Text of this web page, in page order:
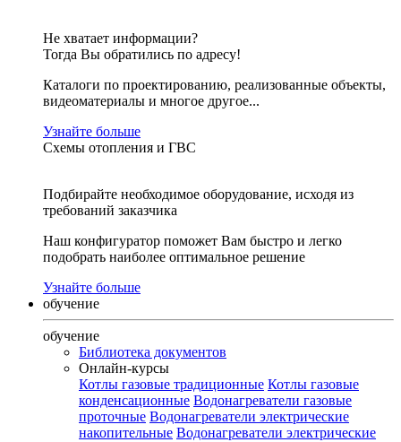
Не хватает информации?
Тогда Вы обратились по адресу!
Каталоги по проектированию, реализованные объекты,
видеоматериалы и многое другое...
Узнайте больше
Схемы отопления и ГВС
Подбирайте необходимое оборудование, исходя из
требований заказчика
Наш конфигуратор поможет Вам быстро и легко
подобрать наиболее оптимальное решение
Узнайте больше
обучение
обучение
Библиотека документов
Онлайн-курсы
Котлы газовые традиционные Котлы газовые
конденсационные Водонагреватели газовые
проточные Водонагреватели электрические
накопительные Водонагреватели электрические